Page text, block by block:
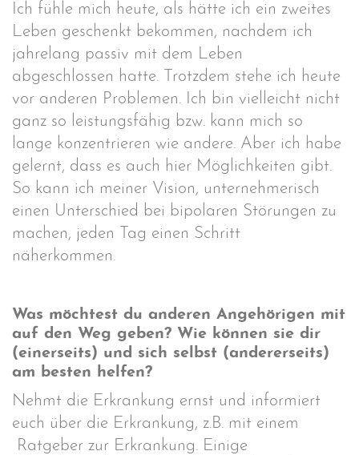
Ich fühle mich heute, als hätte ich ein zweites
Leben geschenkt bekommen, nachdem ich
jahrelang passiv mit dem Leben
abgeschlossen hatte. Trotzdem stehe ich heute
vor anderen Problemen. Ich bin vielleicht nicht
ganz so leistungsfähig bzw. kann mich so
lange konzentrieren wie andere. Aber ich habe
gelernt, dass es auch hier Möglichkeiten gibt.
So kann ich meiner Vision, unternehmerisch
einen Unterschied bei bipolaren Störungen zu
machen, jeden Tag einen Schritt
näherkommen.
Was möchtest du anderen Angehörigen mit
auf den Weg geben? Wie können sie dir
(einerseits) und sich selbst (andererseits)
am besten helfen?
Nehmt die Erkrankung ernst und informiert
euch über die Erkrankung, z.B. mit einem
Ratgeber zur Erkrankung. Einige